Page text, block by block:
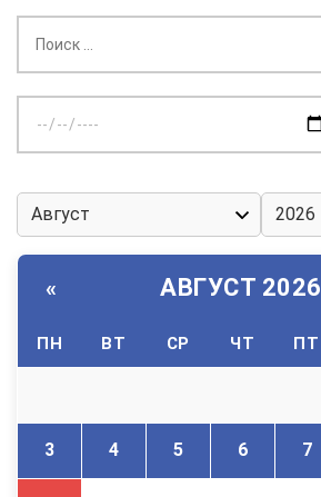
дату:
« АВГУСТ 2026
ПН ВТ СР ЧТ ПТ
3 4 5 6 7